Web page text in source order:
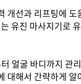
개선과 리프팅에 도
유진 마사지기로
얼굴 바디까지 관
대해서 간략하게 알